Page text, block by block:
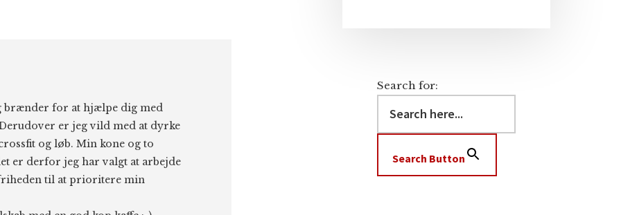
brænder for at hjælpe dig med
er jeg vild med at dyrke
og løb. Min kone og to
er derfor jeg har valgt at arbejde
til at prioritere min
Search for:
Search Button